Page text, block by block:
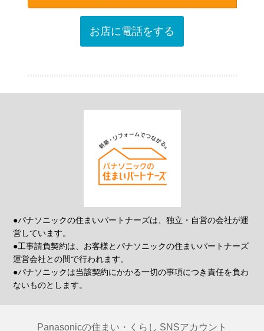
お店に電話をする
●パナソニックの住まいパートナーズは、独立・自営の会社が運
営しています。
●工事請負契約は、お客様とパナソニックの住まいパートナーズ
運営会社との間で行われます。
●パナソニックは当該契約にかかる一切の事項につき責任を負わ
ないものとします。
Panasonicの住まい・くらし SNSアカウント